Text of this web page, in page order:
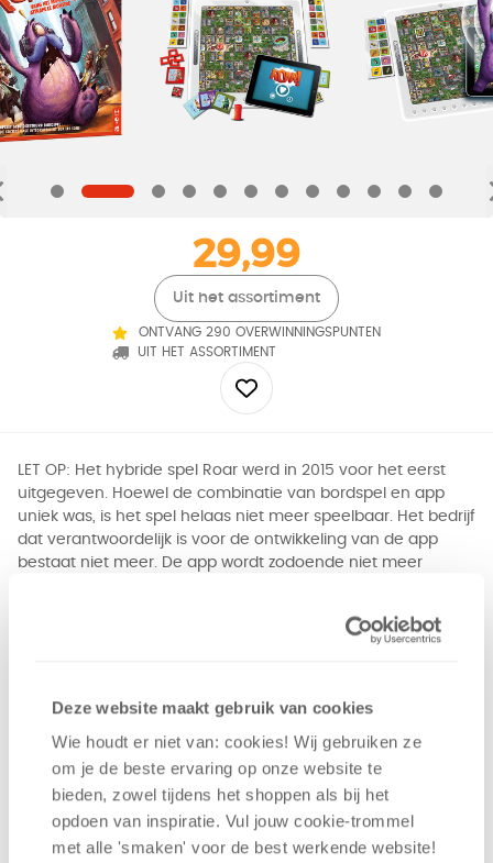
Deze website maakt gebruik van cookies
Wie houdt er niet van: cookies! Wij gebruiken ze
om je de beste ervaring op onze website te
bieden, zowel tijdens het shoppen als bij het
opdoen van inspiratie. Vul jouw cookie-trommel
met alle 'smaken' voor de best werkende website​!
29,99
Uit het assortiment
ONTVANG 290 OVERWINNINGSPUNTEN
UIT HET ASSORTIMENT
LET OP: Het hybride spel Roar werd in 2015 voor het eerst
uitgegeven. Hoewel de combinatie van bordspel en app
uniek was, is het spel helaas niet meer speelbaar. Het bedrijf
dat verantwoordelijk is voor de ontwikkeling van de app
bestaat niet meer. De app wordt zodoende niet meer
hierop niet wordt aangepast. De app is inmiddels zo
hybride bordspel voor het hele gezin. Bestuur een ontsnapt
scheikundigen er op het speelbord naar op zoek zijn.
Geluiden zijn hun enige aanwijzingen!*Tablet niet
inbegrepen